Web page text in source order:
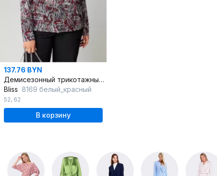
137.76 BYN
Демисезонный трикотажный джемпер с пайетками в белом и красном цветах
Bliss 8169 белый_красный
52, 62
В корзину